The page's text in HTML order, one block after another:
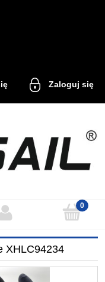
Zaloguj się
XHLC94234